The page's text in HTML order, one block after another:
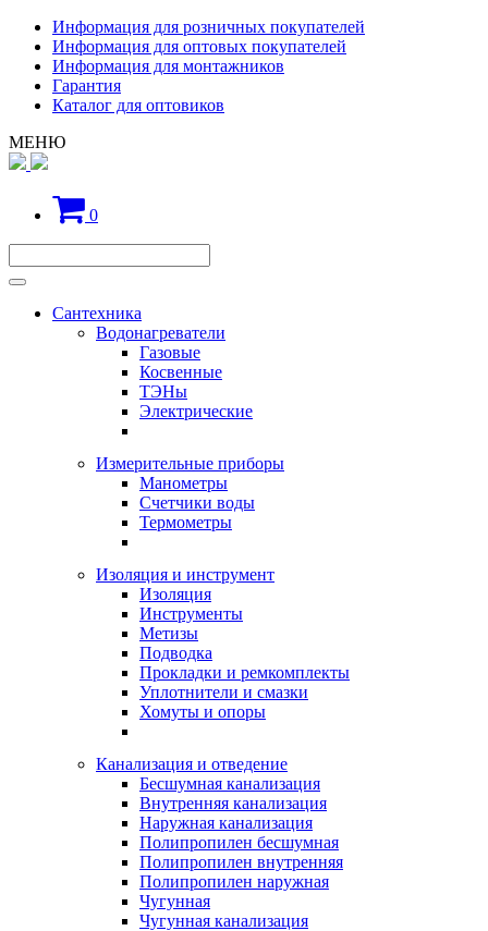
Информация для розничных покупателей
Информация для оптовых покупателей
Информация для монтажников
Гарантия
Каталог для оптовиков
МЕНЮ
0
Сантехника
Водонагреватели
Газовые
Косвенные
ТЭНы
Электрические
Измерительные приборы
Манометры
Счетчики воды
Термометры
Изоляция и инструмент
Изоляция
Инструменты
Метизы
Подводка
Прокладки и ремкомплекты
Уплотнители и смазки
Хомуты и опоры
Канализация и отведение
Бесшумная канализация
Внутренняя канализация
Наружная канализация
Полипропилен бесшумная
Полипропилен внутренняя
Полипропилен наружная
Чугунная
Чугунная канализация